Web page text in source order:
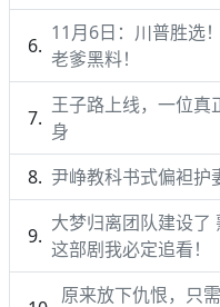
11月6日：川普胜选
老爹黑料！
王子路上线，一位真
身
尹峥教科书式偏袒护
大梦归离团队建设了
这部剧我必定追看！
原来放下仇恨，只